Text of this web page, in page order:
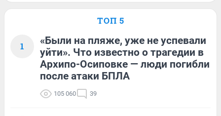
ТОП 5
1
«Были на пляже, уже не успевали
уйти». Что известно о трагедии в
Архипо-Осиповке — люди погибли
после атаки БПЛА
105 060 39